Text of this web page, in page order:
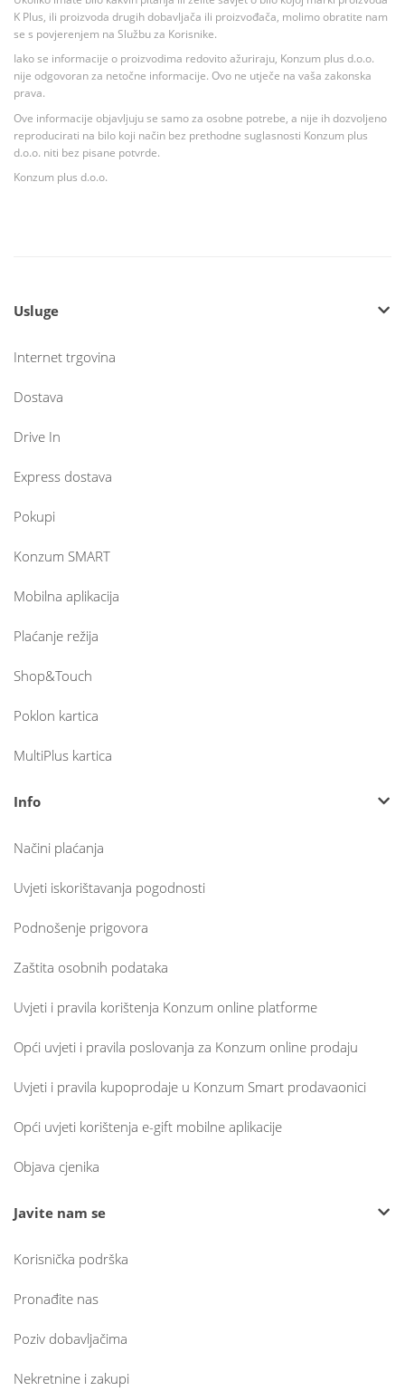
K Plus, ili proizvoda drugih dobavljača ili proizvođača, molimo obratite nam
se s povjerenjem na Službu za Korisnike.
Iako se informacije o proizvodima redovito ažuriraju, Konzum plus d.o.o.
nije odgovoran za netočne informacije. Ovo ne utječe na vaša zakonska
prava.
Ove informacije objavljuju se samo za osobne potrebe, a nije ih dozvoljeno
reproducirati na bilo koji način bez prethodne suglasnosti Konzum plus
d.o.o. niti bez pisane potvrde.
Konzum plus d.o.o.
Usluge
Internet trgovina
Dostava
Drive In
Express dostava
Pokupi
Konzum SMART
Mobilna aplikacija
Plaćanje režija
Shop&Touch
Poklon kartica
MultiPlus kartica
Info
Načini plaćanja
Uvjeti iskorištavanja pogodnosti
Podnošenje prigovora
Zaštita osobnih podataka
Uvjeti i pravila korištenja Konzum online platforme
Opći uvjeti i pravila poslovanja za Konzum online prodaju
Uvjeti i pravila kupoprodaje u Konzum Smart prodavaonici
Opći uvjeti korištenja e-gift mobilne aplikacije
Objava cjenika
Javite nam se
Korisnička podrška
Pronađite nas
Poziv dobavljačima
Nekretnine i zakupi